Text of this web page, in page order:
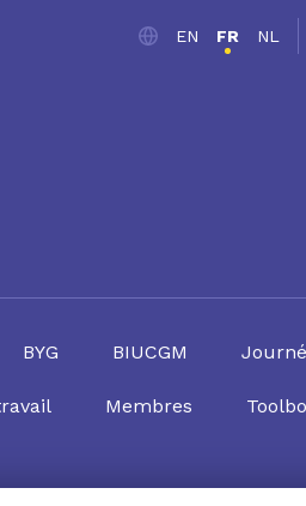
EN FR NL
BYG BIUCGM
Membres